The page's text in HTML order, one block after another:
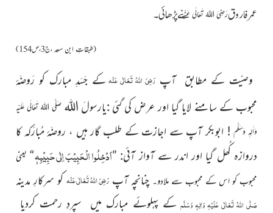
عمر فاروقرَضِیَ اللہُ تَعَالٰی عَنْہنے پڑھائی۔
(طبقاتِ ابن سعد ،ج3، ص154)
وصیّت کے مطابق آپرَضِیَ اللہُ تَعَالٰی عَنْہکے جَسَدِ مبارک کو رَوضَۂ
محبوب کے سامنے لایا گیا اور عرض کی گئی :یارسولَ اللہ صَلَّی اللہُ تَعَالٰی عَلَیْہِ
وَاٰلِہٖ وَسَلَّم ! ابوبکر آپ سے اجازت کے طلب گار ہیں ، روضَۂ مُبارَکہ کا
دروازہ کُھل گیا اور اندر سے آواز آئی: ”اَدۡخِلُوا الۡحَبِیۡبَ اِلٰی حَبِیۡبِہٖ“ یعنی
محبوب کو اس کے محبوب سے ملادو۔ چنانچہ آپرَضِیَ اللہُ تَعَالٰی عَنْہ کو سرکارِ مدینہ
صَلَّی اللہُ تَعَالٰی عَلَیْہِ وَاٰلِہٖ وَسَلَّم کے پہلوئے مبارک میں سپردِ رحمت کردیا